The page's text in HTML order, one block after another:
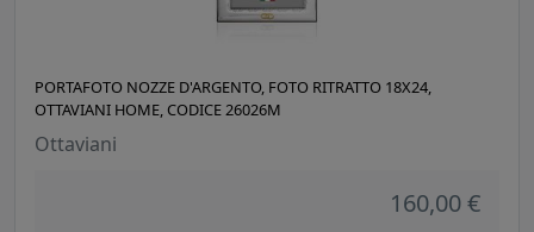
PORTAFOTO NOZZE D'ARGENTO, FOTO RITRATTO 18X24,
OTTAVIANI HOME, CODICE 26026M
Ottaviani
160,00 €